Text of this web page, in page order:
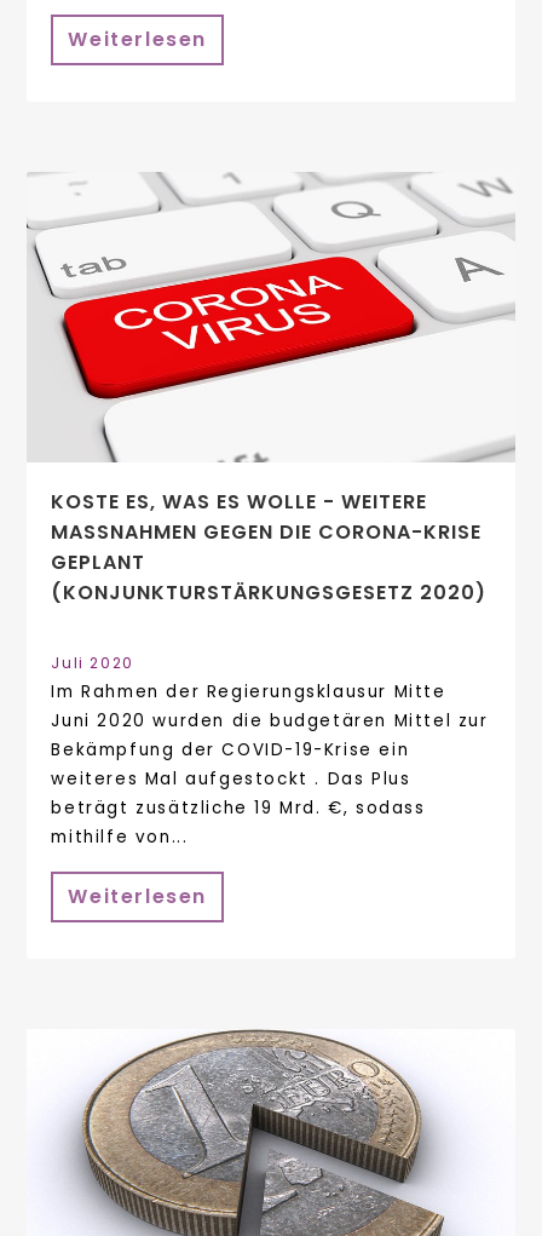
Weiterlesen
KOSTE ES, WAS ES WOLLE - WEITERE
MASSNAHMEN GEGEN DIE CORONA-KRISE G
EPLANT (
KONJUNKTURSTÄRKUNGSGESETZ 2020)
Juli 2020
Im Rahmen der Regierungsklausur Mitte
Juni 2020 wurden die budgetären Mittel zur
Bekämpfung der COVID-19-Krise ein
weiteres Mal aufgestockt . Das Plus
beträgt zusätzliche 19 Mrd. €, sodass
mithilfe von...
Weiterlesen